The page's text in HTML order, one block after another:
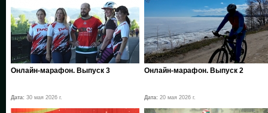
Онлайн-марафон. Выпуск 3
Дата: 30 мая 2026 г.
Онлайн-марафон. Выпуск 2
Дата: 20 мая 2026 г.